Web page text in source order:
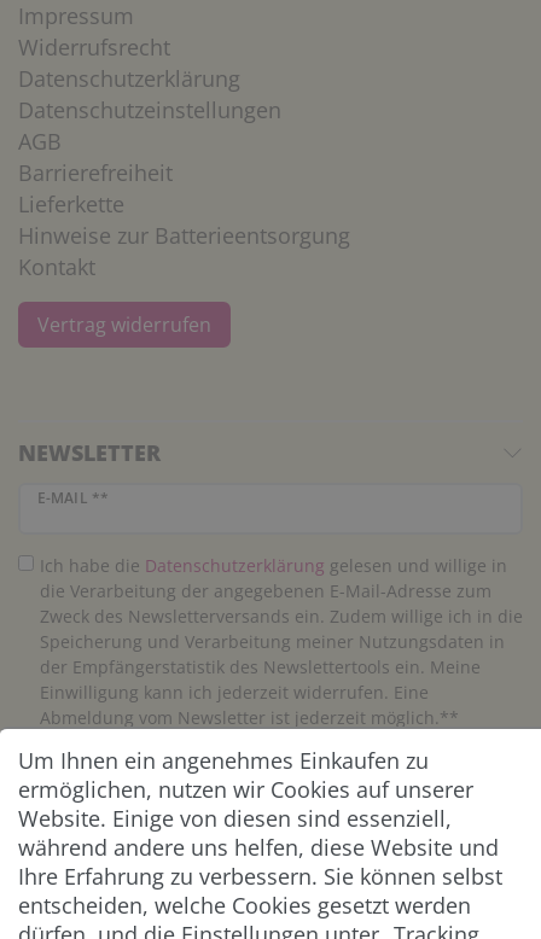
Impressum
Widerrufsrecht
Datenschutzerklärung
Datenschutzeinstellungen
AGB
Barrierefreiheit
Lieferkette
Hinweise zur Batterieentsorgung
Kontakt
Vertrag widerrufen
NEWSLETTER
E-MAIL **
Newsletter Honig
Ich habe die Daten­schutz­erklärung gelesen und willige in
die Verarbeitung der angegebenen E-Mail-Adresse zum
Zweck des Newsletterversands ein. Zudem willige ich in die
Speicherung und Verarbeitung meiner Nutzungsdaten in
der Empfängerstatistik des Newslettertools ein. Meine
Einwilligung kann ich jederzeit widerrufen. Eine
Abmeldung vom Newsletter ist jederzeit möglich.**
Abonnieren
** Hierbei handelt es sich um ein Pflichtfeld.
ZAHLUNG & VERSAND
Um Ihnen ein angenehmes Einkaufen zu
ermöglichen, nutzen wir Cookies auf unserer
Website. Einige von diesen sind essenziell,
während andere uns helfen, diese Website und
Ihre Erfahrung zu verbessern. Sie können selbst
entscheiden, welche Cookies gesetzt werden